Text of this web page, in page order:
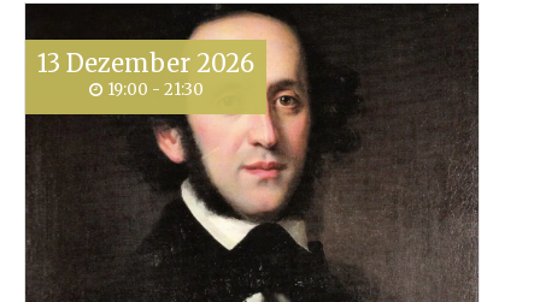
13 Dezember 2026
19:00 - 21:30